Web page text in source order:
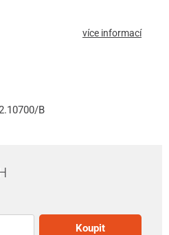
více informací
B
Koupit